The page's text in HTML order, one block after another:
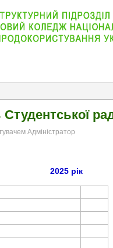
Адміністратор
2025 рік